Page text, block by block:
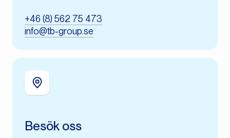
+46 (8) 562 75 473
info@tb-group.se
Besök oss